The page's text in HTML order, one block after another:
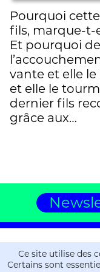
Pourquoi
fils, marque-t-
Et pourquoi
vante et elle
et elle le
dernier fils
grâce aux…
Editions ZOE
16, chemin de la
Ce site utilise des
Certains sont